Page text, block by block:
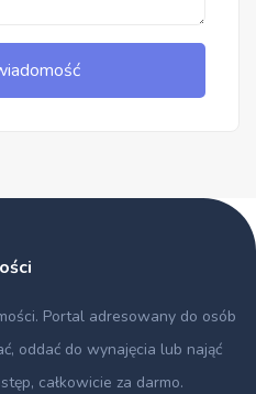
. Portal adresowany do osób
oddać do wynajęcia lub nająć
całkowicie za darmo.